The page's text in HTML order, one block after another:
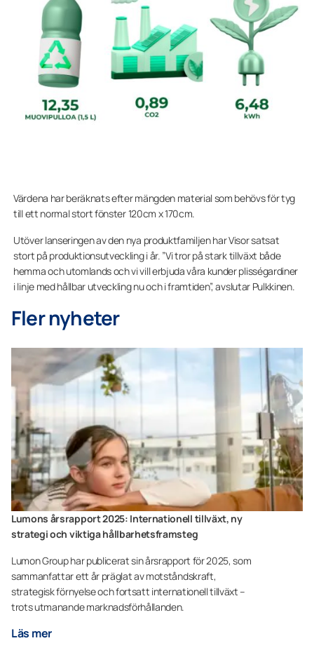
Värdena har beräknats efter mängden material som behövs för tyg
till ett normal stort fönster 120cm x 170cm.
Utöver lanseringen av den nya produktfamiljen har Visor satsat
stort på produktionsutveckling i år. ”Vi tror på stark tillväxt både
hemma och utomlands och vi vill erbjuda våra kunder plisségardiner
i linje med hållbar utveckling nu och i framtiden”, avslutar Pulkkinen.
Fler nyheter
Lumons årsrapport 2025: Internationell tillväxt, ny
strategi och viktiga hållbarhetsframsteg
Lumon Group har publicerat sin årsrapport för 2025, som
sammanfattar ett år präglat av motståndskraft,
strategisk förnyelse och fortsatt internationell tillväxt –
trots utmanande marknadsförhållanden.
Läs mer